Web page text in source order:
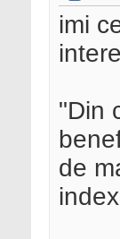
imi
"Din
de